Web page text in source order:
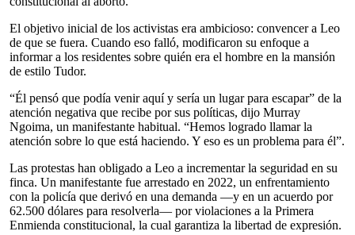
El objetivo inicial de los activistas era ambicioso: convencer a Leo
de que se fuera. Cuando eso falló, modificaron su enfoque a
informar a los residentes sobre quién era el hombre en la mansión
de estilo Tudor.
“Él pensó que podía venir aquí y sería un lugar para escapar” de la
atención negativa que recibe por sus políticas, dijo Murray
Ngoima, un manifestante habitual. “Hemos logrado llamar la
atención sobre lo que está haciendo. Y eso es un problema para él”.
Las protestas han obligado a Leo a incrementar la seguridad en su
finca. Un manifestante fue arrestado en 2022, un enfrentamiento
con la policía que derivó en una demanda —y en un acuerdo por
62.500 dólares para resolverla— por violaciones a la Primera
Enmienda constitucional, la cual garantiza la libertad de expresión.